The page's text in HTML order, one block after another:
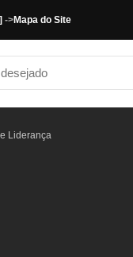
->Mapa do Site
Liderança